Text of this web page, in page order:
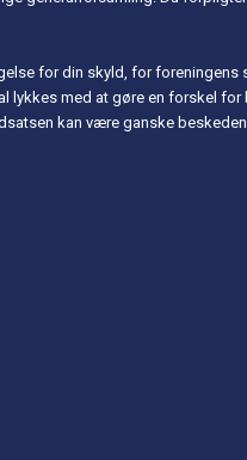
for din skyld, for foreningens
lykkes med at gøre en forskel
kan være ganske